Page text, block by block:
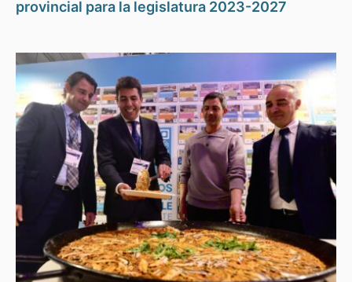
provincial para la legislatura 2023-2027